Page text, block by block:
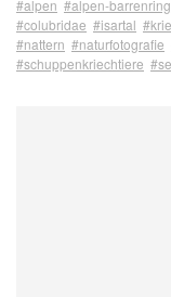
#alpen #alpen-
#colubridae #isartal
#nattern #naturfotografie
#schuppenkriechtiere